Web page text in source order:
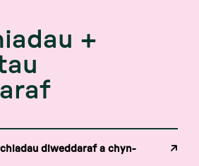
+
diweddaraf a chyn-